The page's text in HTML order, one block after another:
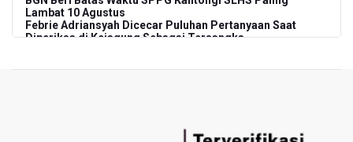
Lambat 10 Agustus
Febrie Adriansyah Dicecar Puluhan Pertanyaan Saat
Diperiksa di Kejagung Sebagai Tersangka